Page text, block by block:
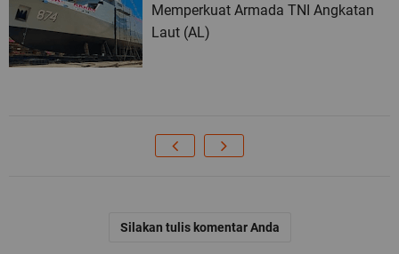
Memperkuat Armada TNI Angkatan
Laut (AL)
Silakan tulis komentar Anda